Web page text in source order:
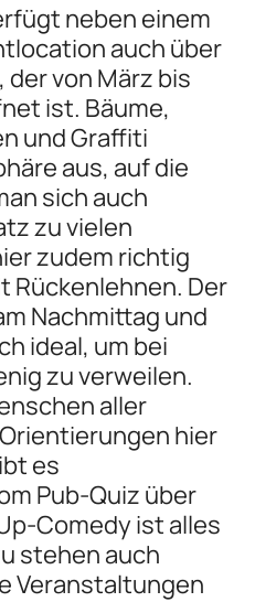
neben einem
auch über
von März bis
ist. Bäume,
und Graffiti
aus, auf die
sich auch
zu vielen
zudem richtig
Rückenlehnen. Der
Nachmittag und
ideal, um bei
zu verweilen.
aller
hier
es
Pub-Quiz über
Comedy ist alles
stehen auch
Veranstaltungen